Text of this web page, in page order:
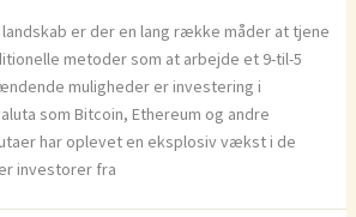
er der en lang række måder at tjene
metoder som at arbejde et 9-til-5
muligheder er investering i
som Bitcoin, Ethereum og andre
har oplevet en eksplosiv vækst i de
investorer fra